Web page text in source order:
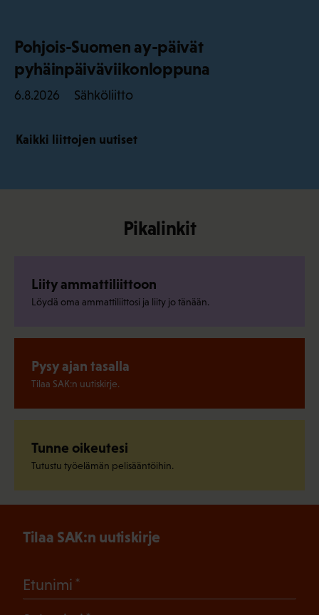
Pohjois-Suomen ay-päivät
pyhäinpäiväviikonloppuna
6.8.2026 Sähköliitto
Kaikki liittojen uutiset
Pikalinkit
Liity ammattiliittoon
Löydä oma ammattiliittosi ja liity jo tänään.
Pysy ajan tasalla
Tilaa SAK:n uutiskirje.
Tunne oikeutesi
Tutustu työelämän pelisääntöihin.
Tilaa SAK:n uutiskirje
Etunimi